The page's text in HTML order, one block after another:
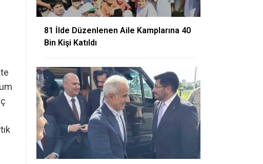
81 İlde Düzenlenen Aile Kamplarına 40
Bin Kişi Katıldı